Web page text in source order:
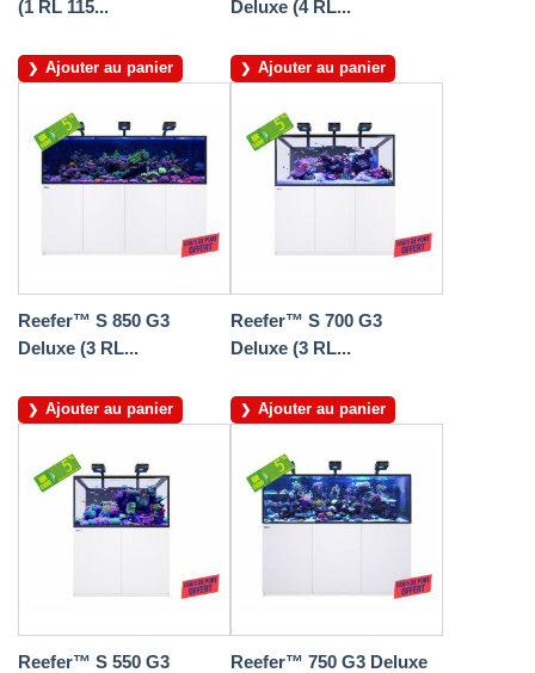
(1 RL 115...
Ajouter au panier
Deluxe (4 RL...
Ajouter au panier
Reefer™ S 850 G3
Deluxe (3 RL...
Ajouter au panier
Reefer™ S 700 G3
Deluxe (3 RL...
Ajouter au panier
Reefer™ S 550 G3
Reefer™ 750 G3 Deluxe